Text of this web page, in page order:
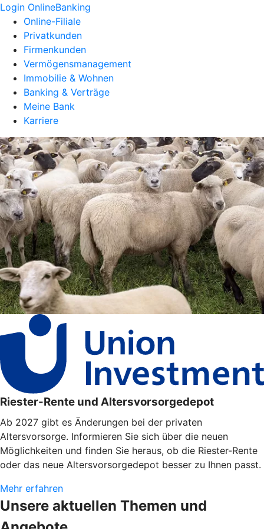
Login OnlineBanking
Online-Filiale
Privatkunden
Firmenkunden
Vermögensmanagement
Immobilie & Wohnen
Banking & Verträge
Meine Bank
Karriere
Riester-Rente und Altersvorsorgedepot
Ab 2027 gibt es Änderungen bei der privaten
Altersvorsorge. Informieren Sie sich über die neuen
Möglichkeiten und finden Sie heraus, ob die Riester-Rente
oder das neue Altersvorsorgedepot besser zu Ihnen passt.
Mehr erfahren
Unsere aktuellen Themen und